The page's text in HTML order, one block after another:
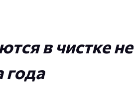
в чистке
года